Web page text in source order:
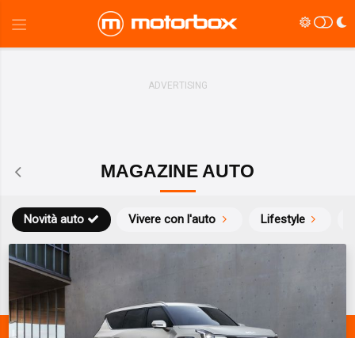
MAGAZINE AUTO
Novità auto Vivere con l'auto Lifestyle